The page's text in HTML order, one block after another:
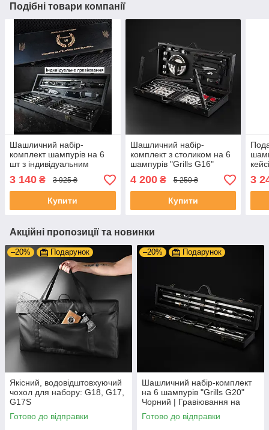
Подібні товари компанії
Шашличний набір-
комплект шампурів на 6
шт з індивідуальним
гравіюванням, подарунок
на ювілей чоловікові | 17
предметів
3 140 ₴ 3 925 ₴
Купити
Шашличний набір-
комплект з столиком на 6
шампурів "Grills G16"
Чорний | 30 предметів +
Гравіювання на
замовлення
4 200₴ 5 250 ₴
Купити
17
3
Акційні пропозиції та новинки
–20% Подарунок
Якісний, водовідштовхуючий
чохол для набору: G18, G17,
G17S
Готово до відправки
–20% Подарунок
Шашличний набір-комплект
на 6 шампурів "Grills G20"
Чорний | Гравіювання на
замовлення
Готово до відправки